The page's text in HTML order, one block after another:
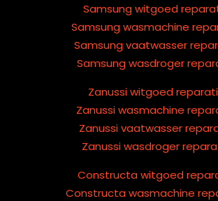
Samsung witgoed
Samsung wasmachine
Samsung vaatwasser
Samsung wasdroger
Zanussi witgoed
Zanussi wasmachine
Zanussi vaatwasser
Zanussi wasdroger
Constructa witgoed
Constructa wasmachine